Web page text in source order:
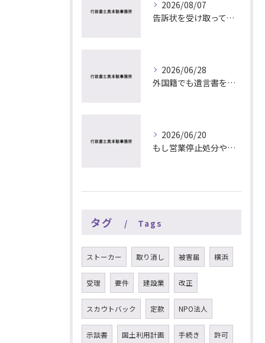
2026/08/07
告訴状を受け取ってもらえるようになった？ 行政書士が解説
2026/06/28
外国籍でも遺言書を作れる？ 中国語、英語等の方もサポート出来ます
2026/06/20
もし営業停止処分や許認可の取り消し処分を受けたら……行政書士が解説
タグ Tags
ストーカー 取り消し 被害届 横浜
受理 要件 建設業 改正
スカウトバック 定款 NPO法人
示談書 国土利用計画 手続き 許可